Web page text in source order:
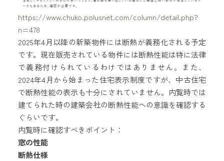
https://www.chuko.polusnet.com/column/detail.php?
n=478
2025年4月以降の新築物件には断熱が義務化される予定
です。現在販売されている物件には断熱性能は特に法律
で義務付けられているわけではありません。また、
2024年4月から始まった住宅表示制度ですが、中古住宅
で断熱性能の表示も十分にされていません。内覧時では
建てられた時の建築会社の断熱性能への意識を確認する
ぐらいです。
内覧時に確認すべきポイント：
窓の性能
断熱仕様